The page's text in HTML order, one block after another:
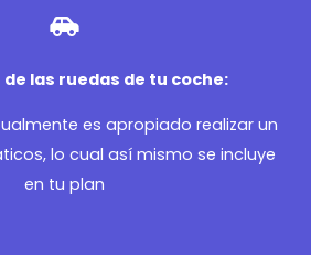
de las ruedas de tu coche:
es apropiado realizar un
lo cual así mismo se incluye
en tu plan